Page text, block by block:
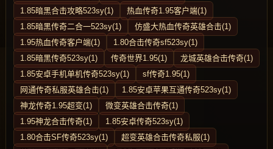
1.85暗黑合击攻略523sy(1)
热血传奇1.95客户端(1)
1.85暗黑传奇二合一523sy(1)
仿盛大热血传奇英雄合击(1)
1.95热血传奇客户端(1)
1.80合击传奇sf523sy(1)
1.85暗黑传奇523sy(1)
传奇世界1.95(1)
龙城英雄合击传奇(1)
1.85安卓手机单机传奇523sy(1)
sf传奇1.95(1)
网通传奇私服英雄合击(1)
1.85安卓苹果互通传奇523sy(1)
神龙传奇1.95超变(1)
微变英雄合击传奇(1)
1.95神龙合击传奇(1)
1.85安卓传奇523sy(1)
1.80合击SF传奇523sy(1)
超变英雄合击传奇私服(1)